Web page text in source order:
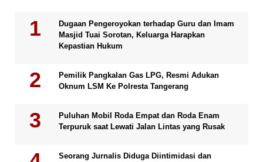
Dugaan Pengeroyokan terhadap Guru dan Imam
Masjid Tuai Sorotan, Keluarga Harapkan
Kepastian Hukum
Pemilik Pangkalan Gas LPG, Resmi Adukan
Oknum LSM Ke Polresta Tangerang
Puluhan Mobil Roda Empat dan Roda Enam
Terpuruk saat Lewati Jalan Lintas yang Rusak
Seorang Jurnalis Diduga Diintimidasi dan